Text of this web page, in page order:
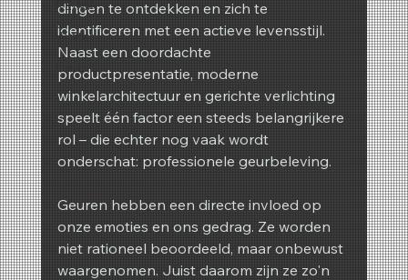
REIMA
Winter
dingen te ontdekken en zich te
identificeren met een actieve levensstijl.
Naast een doordachte
productpresentatie, moderne
winkelarchitectuur en gerichte verlichting
speelt één factor een steeds belangrijkere
rol – die echter nog vaak wordt
onderschat: professionele geurbeleving.
Geuren hebben een directe invloed op
onze emoties en ons gedrag. Ze worden
niet rationeel beoordeeld, maar onbewust
waargenomen. Juist daarom zijn ze zo'n